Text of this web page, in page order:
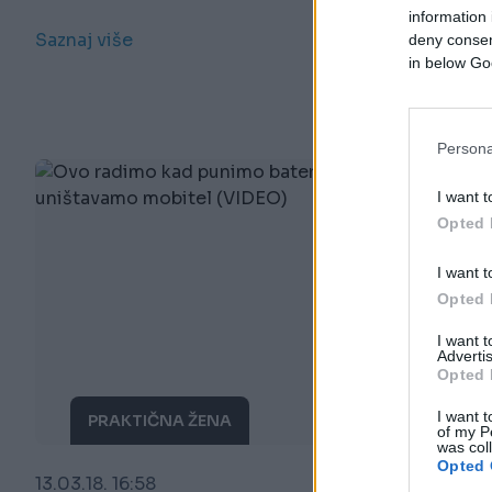
information
deny
in below
I want
Opted
I want
Opted
I want
Opted
I want
of my
was
Opted
Saznaj više
PRAKTIČNA ŽENA
13.03.18. 16:58